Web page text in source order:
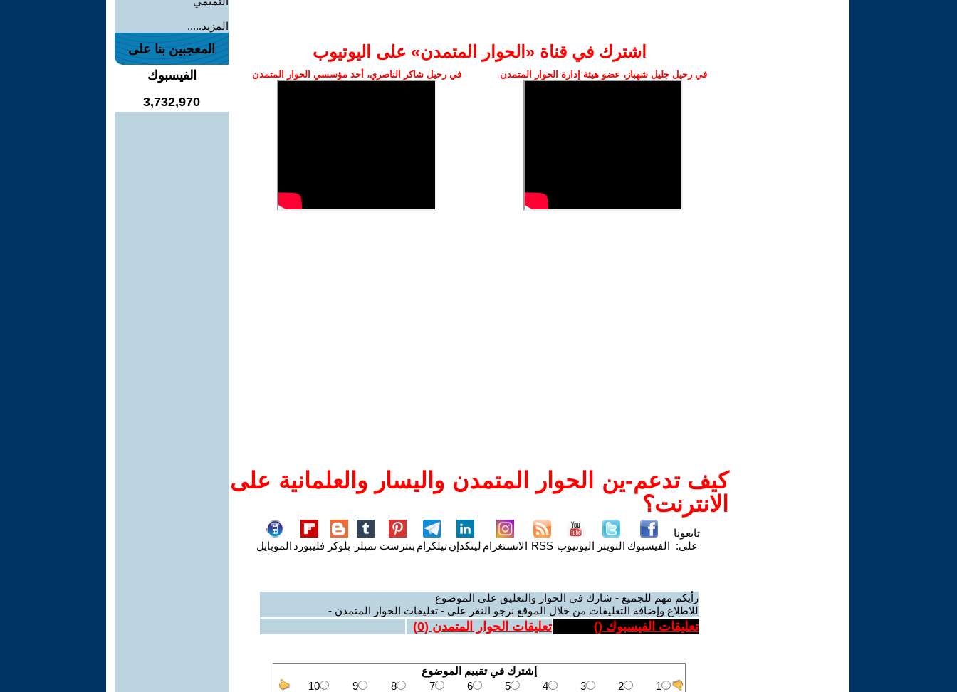
اشترك في قناة ‫«الحوار المتمدن» على اليوتيوب
في رحيل جليل شهباز، عضو هيئة إدارة الحوار المتمدن في رحيل شاكر الناصري، أحد مؤسسي الحوار المتمدن
كيف تدعم-ين الحوار المتمدن واليسار والعلمانية على
الانترنت؟
تابعونا
على: الفيسبوك التويتر اليوتيوب RSS الانستغرام لينكدإنتيلكرام بنترست تمبلر بلوكر فليبورد الموبايل
رأيكم مهم للجميع - شارك في الحوار والتعليق على الموضوع
للاطلاع وإضافة التعليقات من خلال الموقع نرجو النقر على - تعليقات الحوار المتمدن -
تعليقات الفيسبوك () تعليقات الحوار المتمدن (0
)
المزيد.....
المعجبين بنا على
الفيسبوك
3,732,970